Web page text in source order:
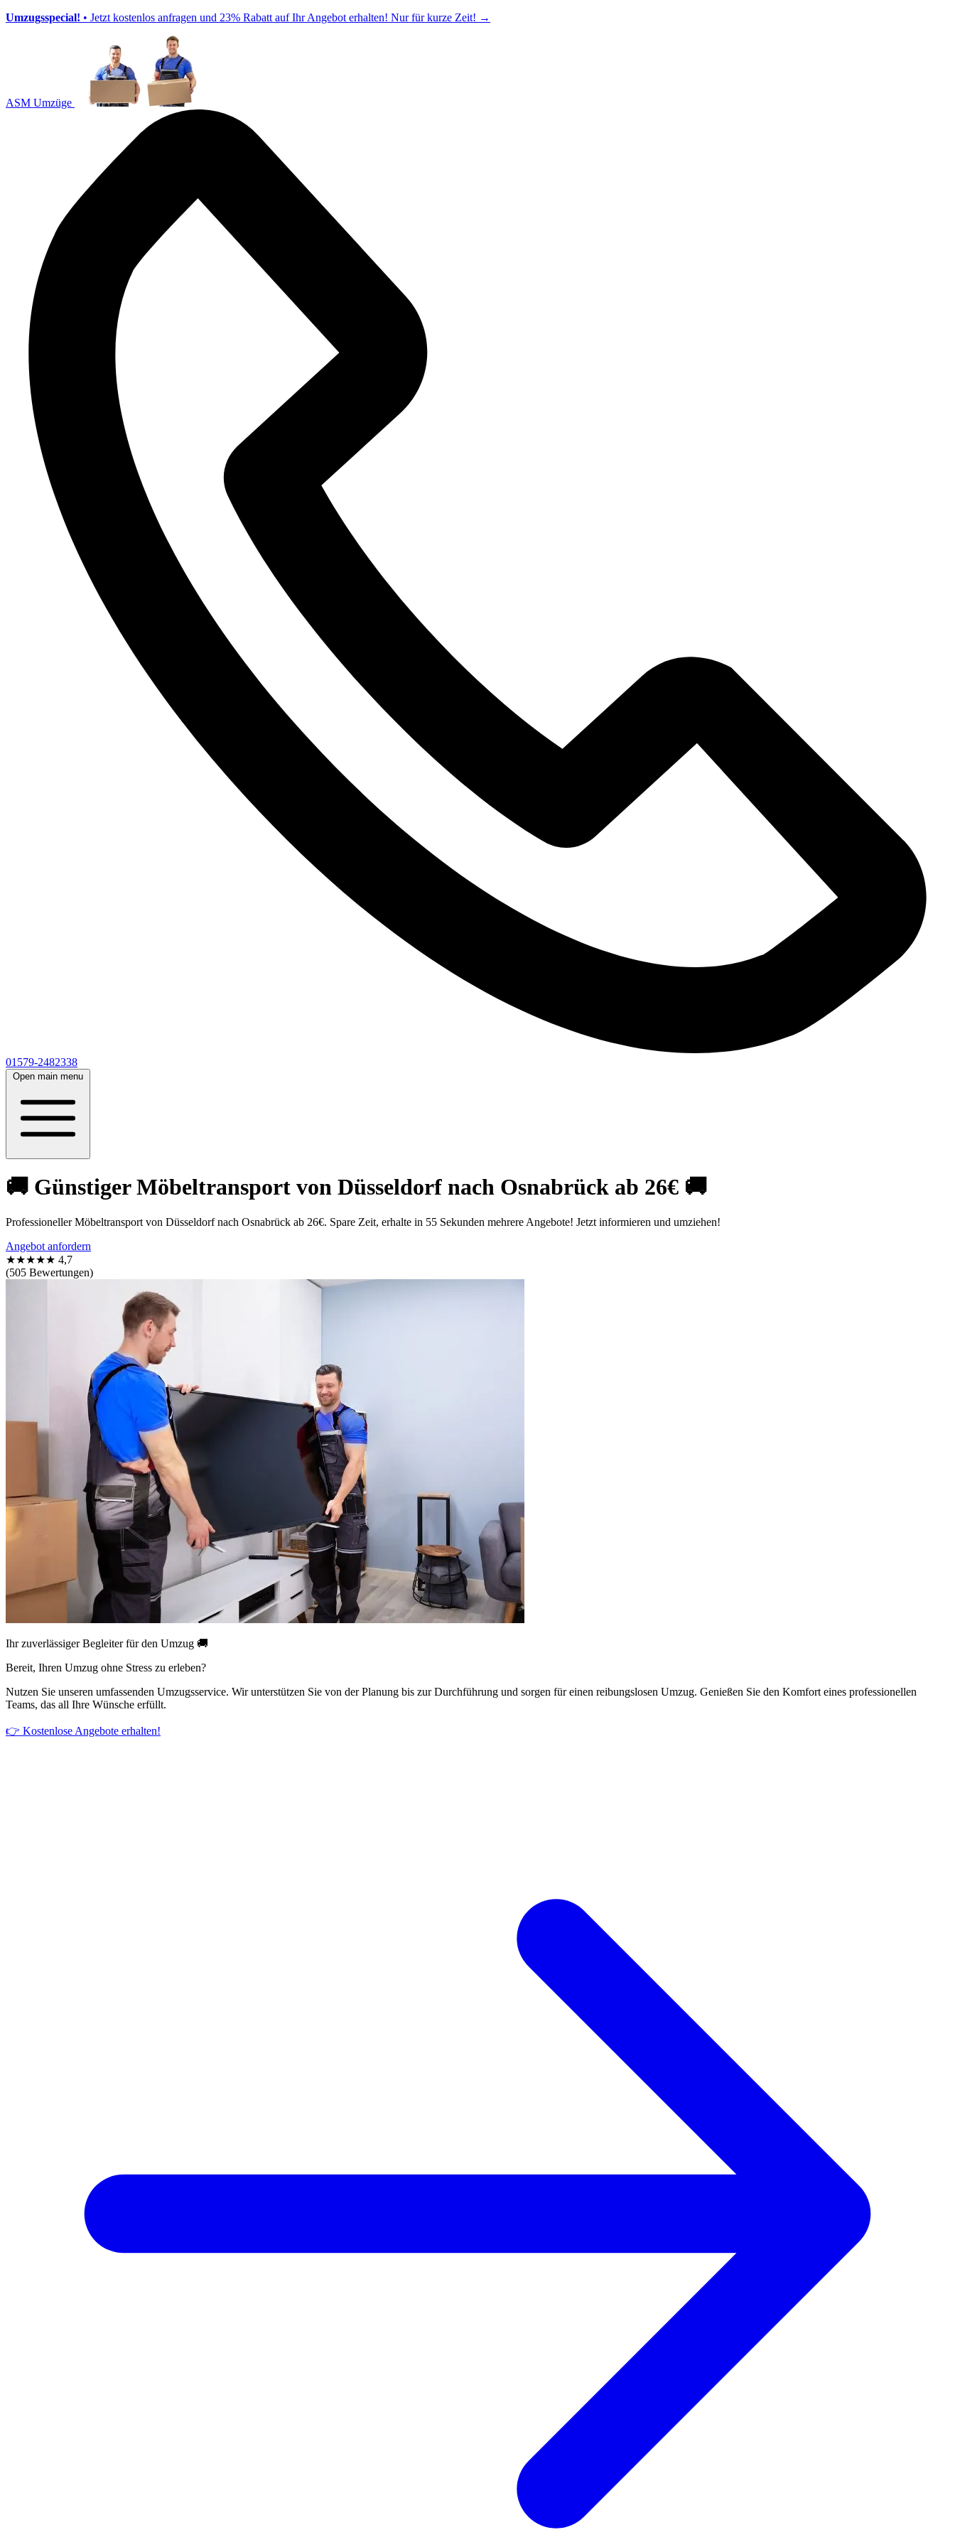
Umzugsspecial! • Jetzt kostenlos anfragen und 23% Rabatt auf Ihr Angebot erhalten! Nur für kurze Zeit! →
ASM Umzüge
01579-2482338
Open main menu
🚚 Günstiger Möbeltransport von Düsseldorf nach Osnabrück ab 26€ 🚚
Professioneller Möbeltransport von Düsseldorf nach Osnabrück ab 26€. Spare Zeit, erhalte in 55 Sekunden mehrere Angebote! Jetzt informieren und umziehen!
Angebot anfordern
★★★★★ 4,7
(505 Bewertungen)
Ihr zuverlässiger Begleiter für den Umzug 🚚
Bereit, Ihren Umzug ohne Stress zu erleben?
Nutzen Sie unseren umfassenden Umzugsservice. Wir unterstützen Sie von der Planung bis zur Durchführung und sorgen für einen reibungslosen Umzug. Genießen Sie den Komfort eines professionellen
Teams, das all Ihre Wünsche erfüllt.
👉 Kostenlose Angebote erhalten!